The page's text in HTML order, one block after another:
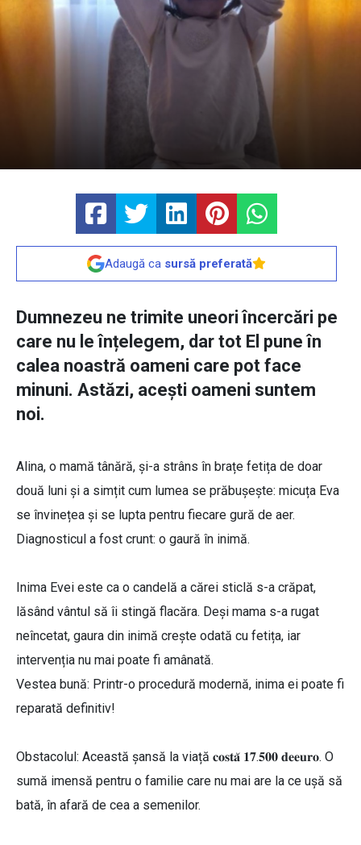
Adaugă ca sursă preferată
Dumnezeu ne trimite uneori încercări pe
care nu le înțelegem, dar tot El pune în
calea noastră oameni care pot face
minuni. Astăzi, acești oameni suntem
noi.
Alina, o mamă tânără, și-a strâns în brațe fetița de doar
două luni și a simțit cum lumea se prăbușește: micuța Eva
se învinețea și se lupta pentru fiecare gură de aer.
Diagnosticul a fost crunt: o gaură în inimă.
Inima Evei este ca o candelă a cărei sticlă s-a crăpat,
lăsând vântul să îi stingă flacăra. Deși mama s-a rugat
neîncetat, gaura din inimă crește odată cu fetița, iar
intervenția nu mai poate fi amânată.
Vestea bună: Printr-o procedură modernă, inima ei poate fi
reparată definitiv!
Obstacolul: Această șansă la viață 𝐜𝐨𝐬𝐭𝐚̆ 𝟏𝟕.𝟓𝟎𝟎 𝐝𝐞𝐞𝐮𝐫𝐨. O
sumă imensă pentru o familie care nu mai are la ce ușă să
bată, în afară de cea a semenilor.